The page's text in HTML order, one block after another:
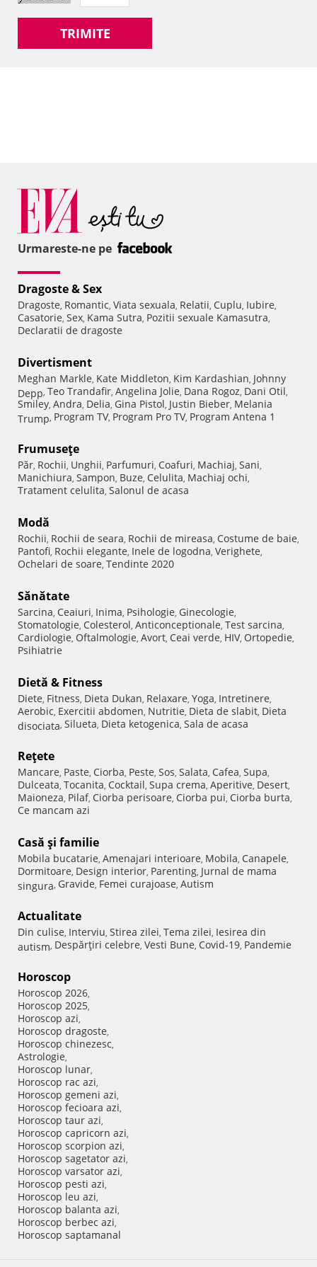
TRIMITE
Urmareste-ne pe
Dragoste & Sex
Dragoste, Romantic, Viata sexuala, Relatii, Cuplu, Iubire,
Casatorie, Sex, Kama Sutra, Pozitii sexuale Kamasutra,
Declaratii de dragoste
Divertisment
Meghan Markle, Kate Middleton, Kim Kardashian, Johnny
Depp, Teo Trandafir, Angelina Jolie, Dana Rogoz, Dani Otil,
Smiley, Andra, Delia, Gina Pistol, Justin Bieber, Melania
Trump, Program TV, Program Pro TV, Program Antena 1
Frumuseţe
Păr, Rochii, Unghii, Parfumuri, Coafuri, Machiaj, Sani,
Manichiura, Sampon, Buze, Celulita, Machiaj ochi,
Tratament celulita, Salonul de acasa
Modă
Rochii, Rochii de seara, Rochii de mireasa, Costume de baie,
Pantofi, Rochii elegante, Inele de logodna, Verighete,
Ochelari de soare, Tendinte 2020
Sănătate
Sarcina, Ceaiuri, Inima, Psihologie, Ginecologie,
Stomatologie, Colesterol, Anticonceptionale, Test sarcina,
Cardiologie, Oftalmologie, Avort, Ceai verde, HIV, Ortopedie,
Psihiatrie
Dietă & Fitness
Diete, Fitness, Dieta Dukan, Relaxare, Yoga, Intretinere,
Aerobic, Exercitii abdomen, Nutritie, Dieta de slabit, Dieta
disociata, Silueta, Dieta ketogenica, Sala de acasa
Reţete
Mancare, Paste, Ciorba, Peste, Sos, Salata, Cafea, Supa,
Dulceata, Tocanita, Cocktail, Supa crema, Aperitive, Desert,
Maioneza, Pilaf, Ciorba perisoare, Ciorba pui, Ciorba burta,
Ce mancam azi
Casă şi familie
Mobila bucatarie, Amenajari interioare, Mobila, Canapele,
Dormitoare, Design interior, Parenting, Jurnal de mama
singura, Gravide, Femei curajoase, Autism
Actualitate
Din culise, Interviu, Stirea zilei, Tema zilei, Iesirea din
autism, Despărţiri celebre, Vesti Bune, Covid-19, Pandemie
Horoscop
Horoscop 2026,
Horoscop 2025,
Horoscop azi,
Horoscop dragoste,
Horoscop chinezesc,
Astrologie,
Horoscop lunar,
Horoscop rac azi,
Horoscop gemeni azi,
Horoscop fecioara azi,
Horoscop taur azi,
Horoscop capricorn azi,
Horoscop scorpion azi,
Horoscop sagetator azi,
Horoscop varsator azi,
Horoscop pesti azi,
Horoscop leu azi,
Horoscop balanta azi,
Horoscop berbec azi,
Horoscop saptamanal